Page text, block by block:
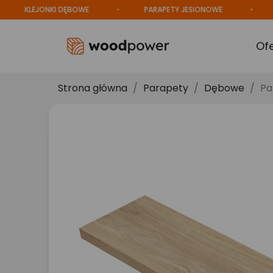
KLEJONKI DĘBOWE PARAPETY JESIONOWE
Strona główna Parapety Dębowe